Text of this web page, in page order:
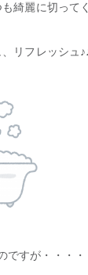
も綺麗に切って
リフレッシュ
ですが・・・・